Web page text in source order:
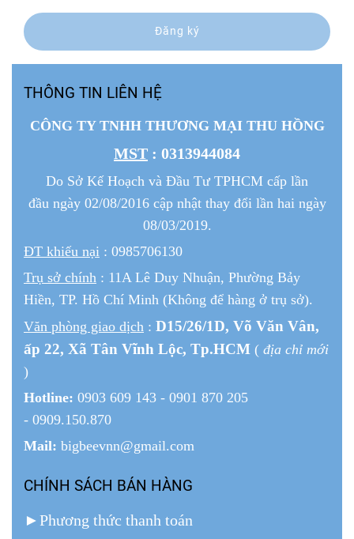
Đăng ký
THÔNG TIN LIÊN HỆ
CÔNG TY TNHH THƯƠNG MẠI THU HỒNG
MST : 0313944084
Do Sở Kế Hoạch và Đầu Tư TPHCM cấp lần
đầu ngày 02/08/2016 cập nhật thay đổi lần hai ngày
08/03/2019.
ĐT khiếu nại : 0985706130
Trụ sở chính : 11A Lê Duy Nhuận, Phường Bảy
Hiền, TP. Hồ Chí Minh (Không để hàng ở trụ sở).
Văn phòng giao dịch : D15/26/1D, Võ Văn Vân,
ấp 22, Xã Tân Vĩnh Lộc, Tp.HCM ( địa chỉ mới
)
Hotline: 0903 609 143 - 0901 870 205
- 0909.150.870
Mail: bigbeevnn@gmail.com
CHÍNH SÁCH BÁN HÀNG
►Phương thức thanh toán